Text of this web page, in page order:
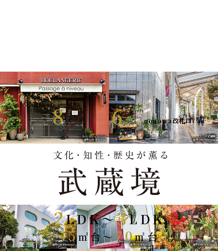
Passage a niveau
徒歩10分（約760m）
エミオ武蔵境
徒歩5分（約380m）
武蔵野プレイス
徒歩6分（約440m）
Restaurant Le ROSIER
徒歩3分（約200m）
HANAGRA - 花蔵 -
徒歩12分（約920m）
JR中央線
「武蔵境」駅
徒歩8分（南口） ・6分（nonowa改札口
※１
）
※1：JR中央線nonowa改札口6：45～22：00まで利用可。交通系ICカード専用。
駅前の商業施設など
多彩な生活利便性
2LDK〜3LDK
45㎡台〜70㎡台
※全体計画